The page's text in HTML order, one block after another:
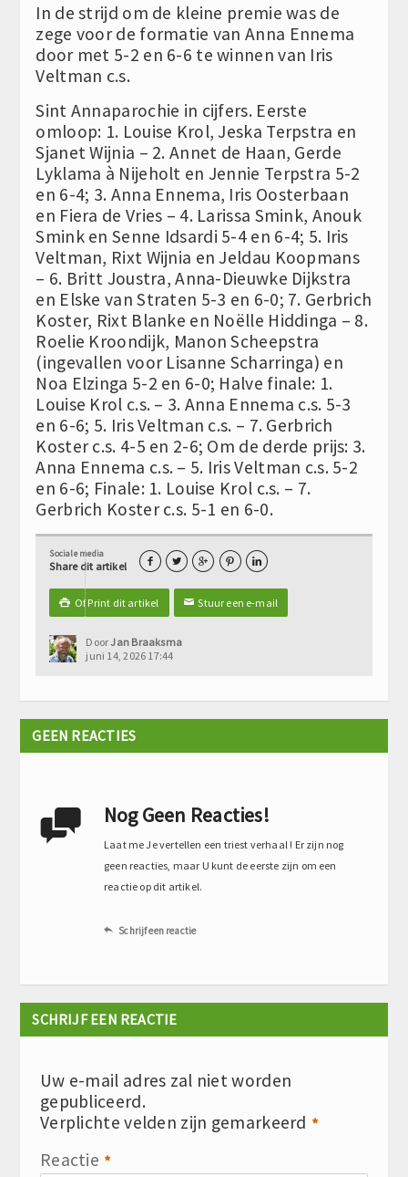
In de strijd om de kleine premie was de
zege voor de formatie van Anna Ennema
door met 5-2 en 6-6 te winnen van Iris
Veltman c.s.
Sint Annaparochie in cijfers. Eerste
omloop: 1. Louise Krol, Jeska Terpstra en
Sjanet Wijnia – 2. Annet de Haan, Gerde
Lyklama à Nijeholt en Jennie Terpstra 5-2
en 6-4; 3. Anna Ennema, Iris Oosterbaan
en Fiera de Vries – 4. Larissa Smink, Anouk
Smink en Senne Idsardi 5-4 en 6-4; 5. Iris
Veltman, Rixt Wijnia en Jeldau Koopmans
– 6. Britt Joustra, Anna-Dieuwke Dijkstra
en Elske van Straten 5-3 en 6-0; 7. Gerbrich
Koster, Rixt Blanke en Noëlle Hiddinga – 8.
Roelie Kroondijk, Manon Scheepstra
(ingevallen voor Lisanne Scharringa) en
Noa Elzinga 5-2 en 6-0; Halve finale: 1.
Louise Krol c.s. – 3. Anna Ennema c.s. 5-3
en 6-6; 5. Iris Veltman c.s. – 7. Gerbrich
Koster c.s. 4-5 en 2-6; Om de derde prijs: 3.
Anna Ennema c.s. – 5. Iris Veltman c.s. 5-2
en 6-6; Finale: 1. Louise Krol c.s. – 7.
Gerbrich Koster c.s. 5-1 en 6-0.
Sociale media
Share dit artikel     
 Of Print dit artikel ✉Stuur een e-mail
DoorJan Braaksma
juni 14, 2026 17:44
GEEN REACTIES
 Nog Geen Reacties!
Laat me Je vertellen een triest verhaal ! Er zijn nog
geen reacties, maar U kunt de eerste zijn om een
reactie op dit artikel.
 Schrijf een reactie
SCHRIJF EEN REACTIE
Uw e-mail adres zal niet worden
gepubliceerd.
Verplichte velden zijn gemarkeerd *
Reactie *